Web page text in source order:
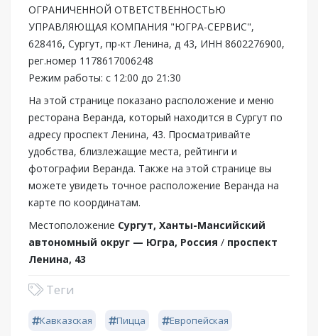
ОГРАНИЧЕННОЙ ОТВЕТСТВЕННОСТЬЮ
УПРАВЛЯЮЩАЯ КОМПАНИЯ "ЮГРА-СЕРВИС",
628416, Сургут, пр-кт Ленина, д 43, ИНН 8602276900,
рег.номер 1178617006248
Режим работы: с 12:00 до 21:30
На этой странице показано расположение и меню
ресторана Веранда, который находится в Сургут по
адресу проспект Ленина, 43. Просматривайте
удобства, близлежащие места, рейтинги и
фотографии Веранда. Также на этой странице вы
можете увидеть точное расположение Веранда на
карте по координатам.
Местоположение Сургут, Ханты-Мансийский
автономный округ — Югра, Россия / проспект
Ленина, 43
Теги
Кавказская Пицца Европейская